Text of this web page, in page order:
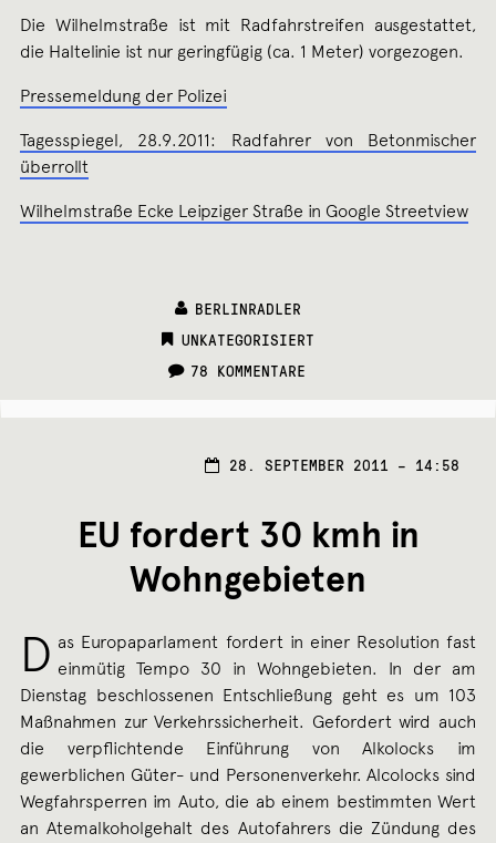
Die Wilhelmstraße ist mit Radfahrstreifen ausgestattet,
die Haltelinie ist nur geringfügig (ca. 1 Meter) vorgezogen.
Pressemeldung der Polizei
Tagesspiegel, 28.9.2011: Radfahrer von Betonmischer
überrollt
Wilhelmstraße Ecke Leipziger Straße in Google Streetview
BERLINRADLER
CATEGORIES:
UNKATEGORISIERT
78 KOMMENTARE
28. SEPTEMBER 2011 – 14:58
EU fordert 30 kmh in
Wohngebieten
D as Europaparlament fordert in einer Resolution fast
einmütig Tempo 30 in Wohngebieten. In der am
Dienstag beschlossenen Entschließung geht es um 103
Maßnahmen zur Verkehrssicherheit. Gefordert wird auch
die verpflichtende Einführung von Alkolocks im
gewerblichen Güter- und Personenverkehr. Alcolocks sind
Wegfahrsperren im Auto, die ab einem bestimmten Wert
an Atemalkoholgehalt des Autofahrers die Zündung des